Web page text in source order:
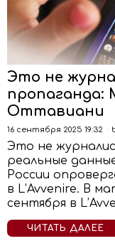
Это не
пропаганда:
Оттавиани
16 сентября 2025 19:32
Это не
реальные
России
в L’Avvenire. В
сентября в
ЧИТАТЬ ДАЛЕЕ